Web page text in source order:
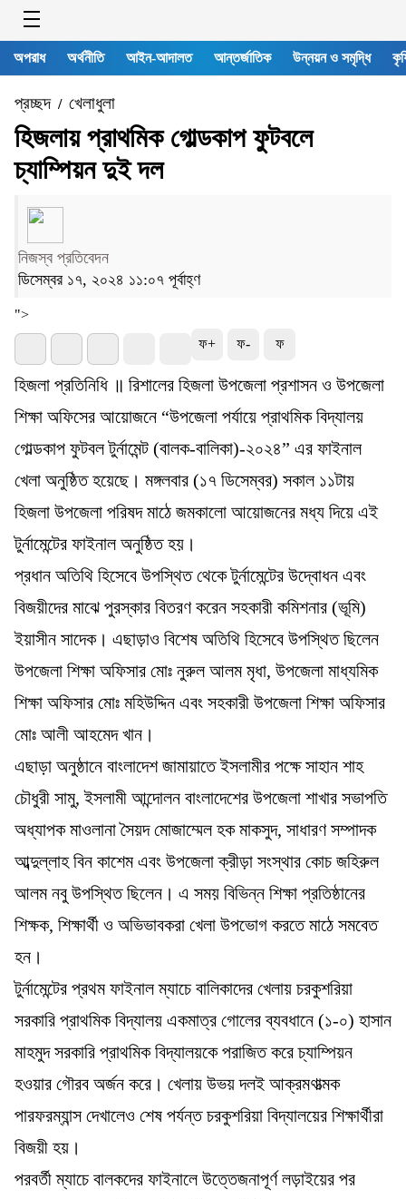
অপরাধ অর্থনীতি আইন-আদালত আন্তর্জাতিক উন্নয়ন ও সমৃদ্ধি
প্রচ্ছদ/ খেলাধুলা
হিজলায় প্রাথমিক গোল্ডকাপ ফুটবলে
চ্যাম্পিয়ন দুই দল
নিজস্ব প্রতিবেদন
ডিসেম্বর ১৭, ২০২৪ ১১:০৭ পূর্বাহ্ণ
">
ফ+
ফ- ফ
হিজলা প্রতিনিধি ॥ রিশালের হিজলা উপজেলা প্রশাসন ও উপজেলা
শিক্ষা অফিসের আয়োজনে “উপজেলা পর্যায়ে প্রাথমিক বিদ্যালয়
গোল্ডকাপ ফুটবল টুর্নামেন্ট (বালক-বালিকা)-২০২৪” এর ফাইনাল
খেলা অনুষ্ঠিত হয়েছে। মঙ্গলবার (১৭ ডিসেম্বর) সকাল ১১টায়
হিজলা উপজেলা পরিষদ মাঠে জমকালো আয়োজনের মধ্য দিয়ে এই
টুর্নামেন্টের ফাইনাল অনুষ্ঠিত হয়।
প্রধান অতিথি হিসেবে উপস্থিত থেকে টুর্নামেন্টের উদ্বোধন এবং
বিজয়ীদের মাঝে পুরস্কার বিতরণ করেন সহকারী কমিশনার (ভূমি)
ইয়াসীন সাদেক। এছাড়াও বিশেষ অতিথি হিসেবে উপস্থিত ছিলেন
উপজেলা শিক্ষা অফিসার মোঃ নুরুল আলম মৃধা, উপজেলা মাধ্যমিক
শিক্ষা অফিসার মোঃ মহিউদ্দিন এবং সহকারী উপজেলা শিক্ষা অফিসার
মোঃ আলী আহমেদ খান।
এছাড়া অনুষ্ঠানে বাংলাদেশ জামায়াতে ইসলামীর পক্ষে সাহান শাহ
চৌধুরী সামু, ইসলামী আন্দোলন বাংলাদেশের উপজেলা শাখার সভাপতি
অধ্যাপক মাওলানা সৈয়দ মোজাম্মেল হক মাকসুদ, সাধারণ সম্পাদক
আব্দুল্লাহ বিন কাশেম এবং উপজেলা ক্রীড়া সংস্থার কোচ জহিরুল
আলম নবু উপস্থিত ছিলেন। এ সময় বিভিন্ন শিক্ষা প্রতিষ্ঠানের
শিক্ষক, শিক্ষার্থী ও অভিভাবকরা খেলা উপভোগ করতে মাঠে সমবেত
হন।
টুর্নামেন্টের প্রথম ফাইনাল ম্যাচে বালিকাদের খেলায় চরকুশরিয়া
সরকারি প্রাথমিক বিদ্যালয় একমাত্র গোলের ব্যবধানে (১-০) হাসান
মাহমুদ সরকারি প্রাথমিক বিদ্যালয়কে পরাজিত করে চ্যাম্পিয়ন
হওয়ার গৌরব অর্জন করে। খেলায় উভয় দলই আক্রমণাত্মক
পারফরম্যান্স দেখালেও শেষ পর্যন্ত চরকুশরিয়া বিদ্যালয়ের শিক্ষার্থীরা
বিজয়ী হয়।
পরবর্তী ম্যাচে বালকদের ফাইনালে উত্তেজনাপূর্ণ লড়াইয়ের পর